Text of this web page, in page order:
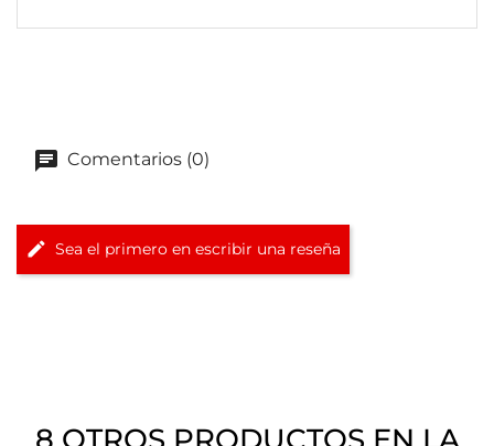
Comentarios (0)
Sea el primero en escribir una reseña